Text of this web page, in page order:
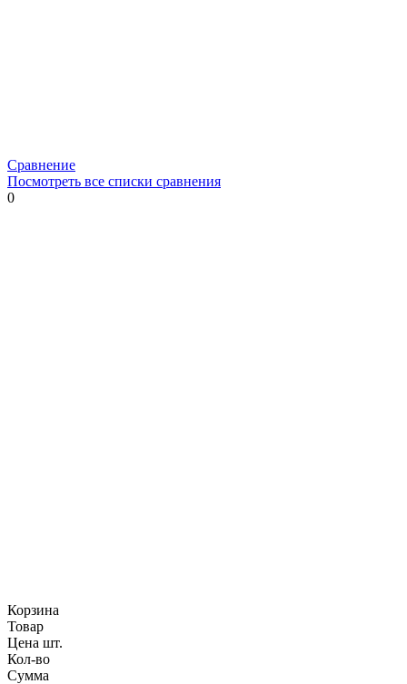
Сравнение
Посмотреть все списки сравнения
0
Корзина
Товар
Цена шт.
Кол-во
Сумма